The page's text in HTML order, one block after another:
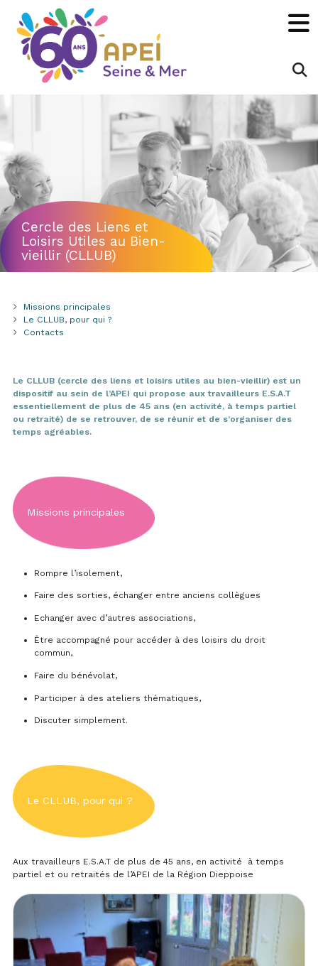
Rechecher : ×
OK
Cercle des Liens et
Loisirs Utiles au Bien-
vieillir (CLLUB)
Missions principales
Le CLLUB, pour qui ?
Contacts
Le CLLUB (cercle des liens et loisirs utiles au bien-vieillir) est un
dispositif au sein de l’APEI qui propose aux travailleurs E.S.A.T
essentiellement de plus de 45 ans (en activité, à temps partiel
ou retraité) de se retrouver, de se réunir et de s’organiser des
temps agréables.
Missions principales
Rompre l’isolement,
Faire des sorties, échanger entre anciens collègues
Echanger avec d’autres associations,
Être accompagné pour accéder à des loisirs du droit
commun,
Faire du bénévolat,
Participer à des ateliers thématiques,
Discuter simplement.
Le CLLUB, pour qui ?
Aux travailleurs E.S.A.T de plus de 45 ans, en activité à temps
partiel et ou retraités de l’APEI de la Région Dieppoise